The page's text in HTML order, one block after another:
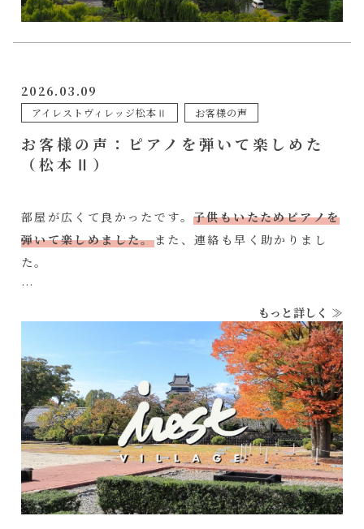
2026.03.09
アイレストヴィレッジ松本Ⅱ お客様の声
お客様の声：ピアノを弾いて楽しめた
（松本Ⅱ）
部屋が広くて良かったです。子供もいたためピアノを
弾いて楽しめました。また、連絡も早く助かりまし
た。
もっと詳しく ≫